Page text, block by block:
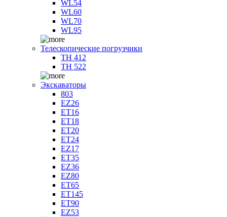
WL54
WL60
WL70
WL95
Телескопические погрузчики
TH 412
TH 522
Экскаваторы
803
EZ26
ET16
ET18
ET20
ET24
EZ17
ET35
EZ36
EZ80
ET65
ET145
ET90
EZ53